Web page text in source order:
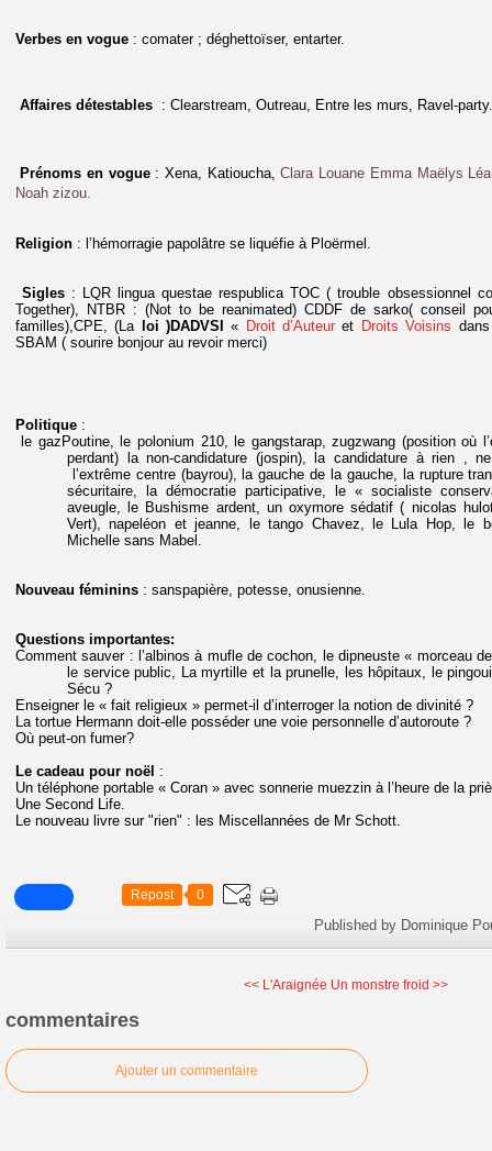
Verbes en vogue: comater ; déghettoïser, entarter.
Affaires détestables: Clearstream, Outreau, Entre les murs, Ravel-party.
Prénoms en vogue: Xena, Katioucha, Clara Louane Emma Maëlys
Noah zizou.
Religion: l’hémorragie papolâtre se liquéfie à Ploërmel.
Sigles: LQR lingua questae respublica TOC ( trouble obsessionnel
Together), NTBR : (Not to be reanimated) CDDF de sarko( conseil
familles),CPE, (La
loi )DADVSI « Droit d’Auteur et Droits Voisins
SBAM ( sourire bonjour au revoir merci)
Politique :
le gazPoutine, le polonium 210, le gangstarap, zugzwang (position où
perdant) la non-candidature (jospin), la candidature à rien ,
l’extrême centre (bayrou), la gauche de la gauche, la rupture
sécuritaire, la démocratie participative, le « socialiste
aveugle, le Bushisme ardent, un oxymore sédatif ( nicolas
Vert), napeléon et jeanne, le tango Chavez, le Lula Hop, le
Michelle sans Mabel.
Nouveau féminins: sanspapière, potesse, onusienne.
Questions importantes:
Comment sauver : l’albinos à mufle de cochon, le dipneuste « morceau
le service public, La myrtille et la prunelle, les hôpitaux, le
Sécu ?
Enseigner le « fait religieux » permet-il d’interroger la notion de divinité ?
La tortue Hermann doit-elle posséder une voie personnelle d’autoroute ?
Où peut-on fumer?
Le cadeau pour noël :
Un téléphone portable « Coran » avec sonnerie muezzin à l’heure de la
Une Second Life.
Le nouveau livre sur "rien" : les Miscellannées de Mr Schott.
Repost 0
Published by Dominique
<< L'Araignée Un monstre froid >>
commentaires
Ajouter un commentaire